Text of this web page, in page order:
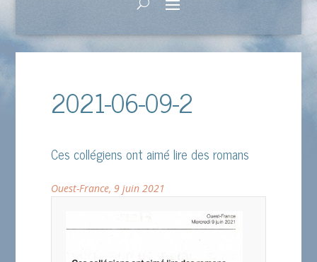
2021-06-09-2
Ces collégiens ont aimé lire des romans
Ouest-France, 9 juin 2021